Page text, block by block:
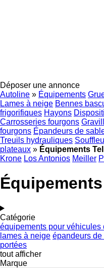
Déposer une annonce
Autoline » Équipements
Lames à neige Bennes
frigorifiques Hayons
Carrosseries fourgons
fourgons Épandeurs de
Treuils hydrauliques
plateaux » Équipements
Krone Los Antonios Meiller
Catégorie
équipements pour véhicules
lames à neige épandeurs
portées
tout afficher
Marque